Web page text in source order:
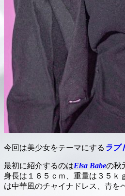
今回は美少女をテーマにする ラブ
最初に紹介するのはElsa Babeの秋
身長は１６５ｃｍ、重量は３５ｋ
は中華風のチャイナドレス、青を